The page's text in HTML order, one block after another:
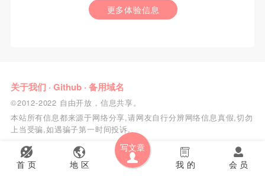
首 页 地 区
写文章
会 员
我 的
更多体验信息
关于我们 · Github· 备用域名
©2012-2022 自由开放，信息共享。
本站所有信息都来源于网络分享,请网友自行分辨网络信息真假,切勿
上当受骗,如遇骗子第一时间投诉.